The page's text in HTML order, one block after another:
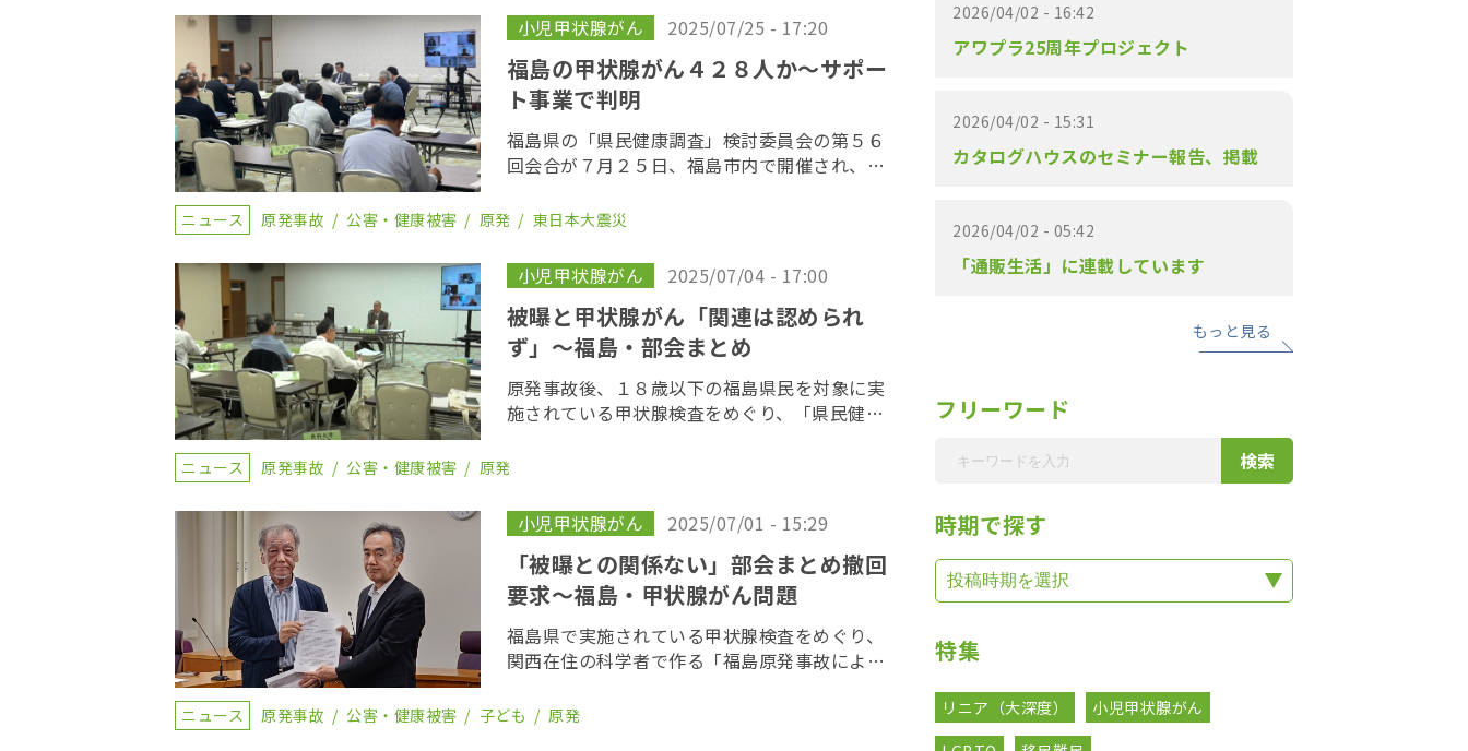
所で開かれ […]
小児甲状腺がん 2025/07/25 - 17:20
福島の甲状腺がん４２８人か〜サポー
ト事業で判明
福島県の「県民健康調査」検討委員会の第５６
回会合が７月２５日、福島市内で開催され、穿
断された患者が４例増え、３５７人となった。
の患者４７ […]
ニュース 原発事故 公害・健康被害 原発 東日本大震災
小児甲状腺がん 2025/07/04 - 17:00
被曝と甲状腺がん「関連は認められ
ず」〜福島・部会まとめ
原発事故後、１８歳以下の福島県民を対象に実
施されている甲状腺検査をめぐり、「県民健康
４日、福島市内で開かれ、「被曝線量と甲状腺
でのまとめ […]
ニュース 原発事故 公害・健康被害 原発
小児甲状腺がん 2025/07/01 - 15:29
「被曝との関係ない」部会まとめ撤回
要求〜福島・甲状腺がん問題
福島県で実施されている甲状腺検査をめぐり、
関西在住の科学者で作る「福島原発事故による
にする会）」は３０日、福島県に対し、「県民
ニュース 原発事故 公害・健康被害 子ども 原発
2026/04/02 - 16:42
アワプラ25周年プロジェクト
2026/04/02 - 15:31
カタログハウスのセミナー報告、掲載
2026/04/02 - 05:42
「通販生活」に連載しています
もっと見る
フリーワード
時期で探す
特集
リニア（大深度）
小児甲状腺がん